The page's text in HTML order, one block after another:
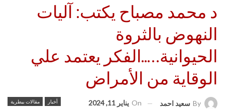
د محمد مصباح يكتب: آليات
النهوض بالثروة
الحيوانية…..الفكر يعتمد علي
الوقاية من الأمراض
أخبار مقالات بيطرية By سعيد احمد On يناير 11, 2024